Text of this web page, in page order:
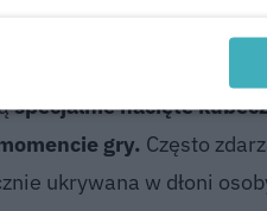
zapewniają im pełną
specjalnie nacięte
gry. Często
ukrywana w dłoni